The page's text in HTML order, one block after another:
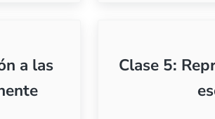
a las
Clase 5: